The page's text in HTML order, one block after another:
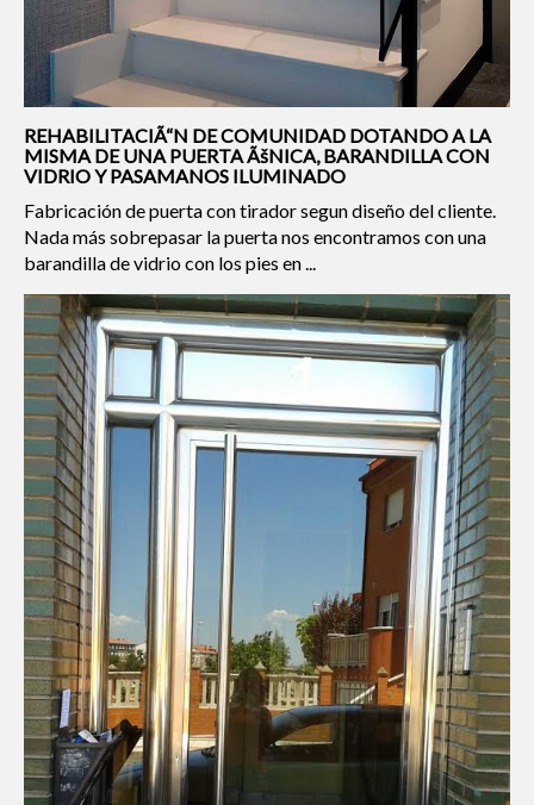
REHABILITACIÃ“N DE COMUNIDAD DOTANDO A LA
MISMA DE UNA PUERTA ÃšNICA, BARANDILLA CON
VIDRIO Y PASAMANOS ILUMINADO
Fabricación de puerta con tirador segun diseño del cliente.
Nada más sobrepasar la puerta nos encontramos con una
barandilla de vidrio con los pies en ...